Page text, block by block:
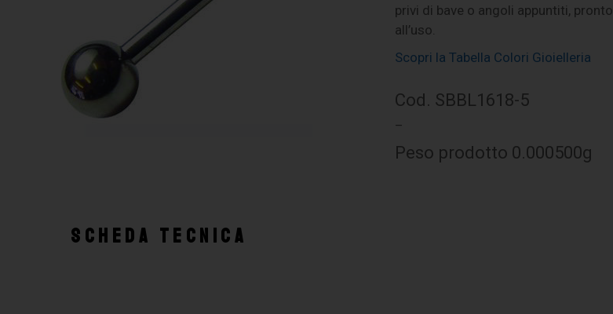
privi di bave o angoli appuntiti, pronto
all’uso.
Scopri la Tabella Colori Gioielleria
Cod. SBBL1618-5
–
Peso prodotto 0.000500g
SCHEDA TECNICA